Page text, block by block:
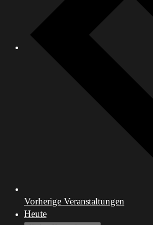
VorherigeVeranstaltungen
Heute